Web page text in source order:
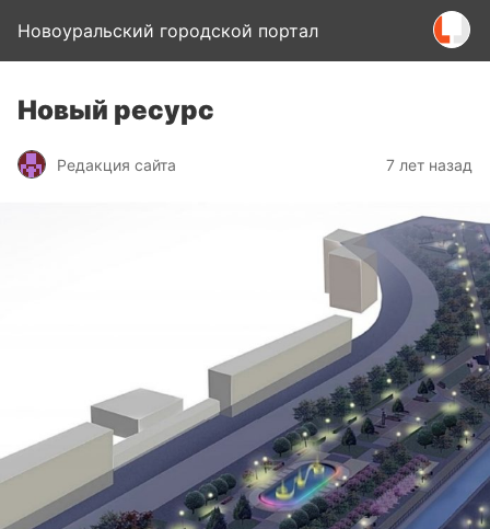
Новоуральский городской портал
Новый ресурс
Редакция сайта 7 лет назад